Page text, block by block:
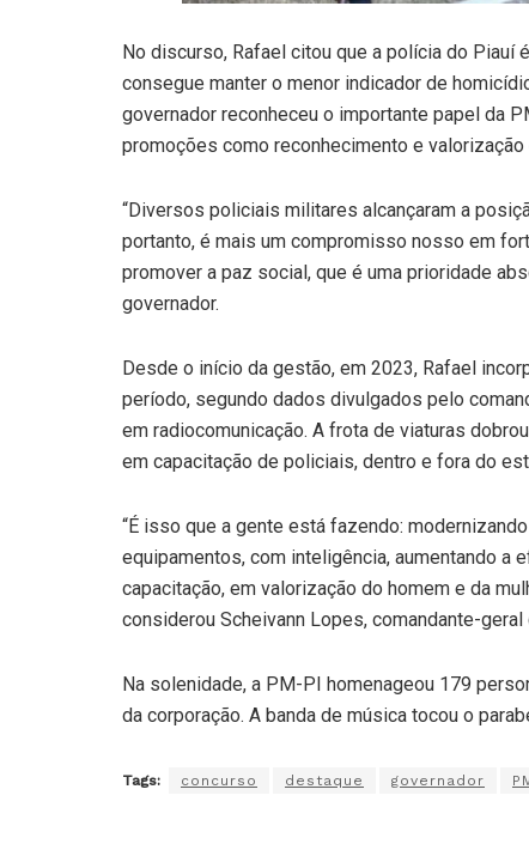
No discurso, Rafael citou que a polícia do Piauí
consegue manter o menor indicador de
governador reconheceu o importante papel da
promoções como reconhecimento e valorização
“Diversos policiais militares alcançaram a
portanto, é mais um compromisso nosso em
promover a paz social, que é uma prioridade
governador.
Desde o início da gestão, em 2023, Rafael
período, segundo dados divulgados pelo
em radiocomunicação. A frota de viaturas
em capacitação de policiais, dentro e fora do
“É isso que a gente está fazendo:
equipamentos, com inteligência, aumentando a
capacitação, em valorização do homem e da
considerou Scheivann Lopes, comandante-geral
Na solenidade, a PM-PI homenageou 179
da corporação. A banda de música tocou o
Tags: concurso destaque governador